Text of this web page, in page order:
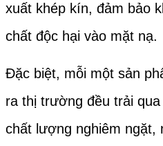
xuất khép kín, đảm bảo
chất độc hại vào mặt nạ.
Đặc biệt, mỗi một sản
ra thị trường đều trải
chất lượng nghiêm ngặt,